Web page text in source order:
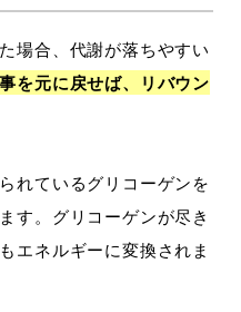
場合、代謝が落ちやすい
を元に戻せば、リバウン
れているグリコーゲンを
す。グリコーゲンが尽き
エネルギーに変換されま